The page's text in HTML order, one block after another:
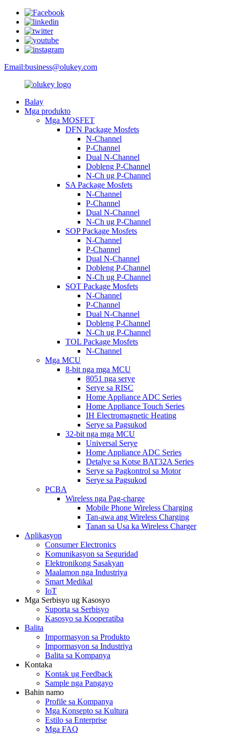
Email:business@olukey.com
Balay
Mga produkto
Mga MOSFET
DFN Package Mosfets
N-Channel
P-Channel
Dual N-Channel
Dobleng P-Channel
N-Ch ug P-Channel
SA Package Mosfets
N-Channel
P-Channel
Dual N-Channel
N-Ch ug P-Channel
SOP Package Mosfets
N-Channel
P-Channel
Dual N-Channel
Dobleng P-Channel
N-Ch ug P-Channel
SOT Package Mosfets
N-Channel
P-Channel
Dual N-Channel
Dobleng P-Channel
N-Ch ug P-Channel
TOL Package Mosfets
N-Channel
Mga MCU
8-bit nga mga MCU
8051 nga serye
Serye sa RISC
Home Appliance ADC Series
Home Appliance Touch Series
IH Electromagnetic Heating
Serye sa Pagsukod
32-bit nga mga MCU
Universal Serye
Home Appliance ADC Series
Detalye sa Kotse BAT32A Series
Serye sa Pagkontrol sa Motor
Serye sa Pagsukod
PCBA
Wireless nga Pag-charge
Mobile Phone Wireless Charging
Tan-awa ang Wireless Charging
Tanan sa Usa ka Wireless Charger
Aplikasyon
Consumer Electronics
Komunikasyon sa Seguridad
Elektronikong Sasakyan
Maalamon nga Industriya
Smart Medikal
IoT
Mga Serbisyo ug Kasosyo
Suporta sa Serbisyo
Kasosyo sa Kooperatiba
Balita
Impormasyon sa Produkto
Impormasyon sa Industriya
Balita sa Kompanya
Kontaka
Kontak ug Feedback
Sample nga Pangayo
Bahin namo
Profile sa Kompanya
Mga Konsepto sa Kultura
Estilo sa Enterprise
Mga FAQ